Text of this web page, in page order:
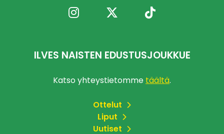
ILVES NAISTEN EDUSTUSJOUKKUE
Katso yhteystietomme täältä.
Ottelut
Liput
Uutiset